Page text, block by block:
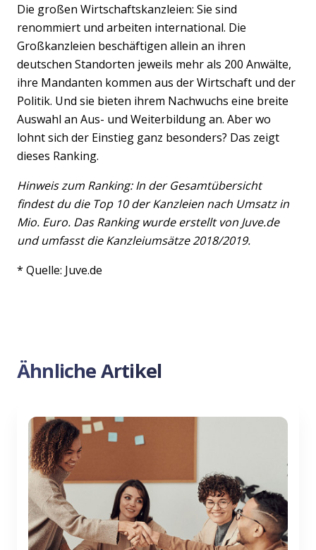
Die großen Wirtschaftskanzleien: Sie sind
renommiert und arbeiten international. Die
Großkanzleien beschäftigen allein an ihren
deutschen Standorten jeweils mehr als 200 Anwälte,
ihre Mandanten kommen aus der Wirtschaft und der
Politik. Und sie bieten ihrem Nachwuchs eine breite
Auswahl an Aus- und Weiterbildung an. Aber wo
lohnt sich der Einstieg ganz besonders? Das zeigt
dieses Ranking.
Hinweis zum Ranking: In der Gesamtübersicht
findest du die Top 10 der Kanzleien nach Umsatz in
Mio. Euro. Das Ranking wurde erstellt von Juve.de
und umfasst die Kanzleiumsätze 2018/2019.
* Quelle: Juve.de
Ähnliche Artikel